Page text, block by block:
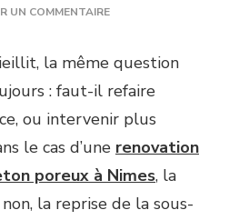
UN COMMENTAIRESUR
COURT
DE
BETON
POREUX
NÎMES
IMPOSE-
la même question
: faut-il refaire
ou intervenir plus
le cas d’une renovation
poreux à Nimes, la
la reprise de la sous-